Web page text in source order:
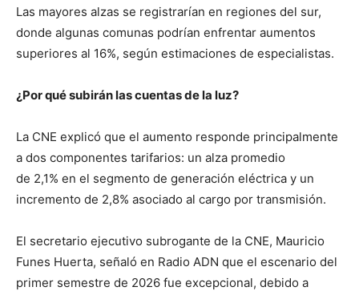
Las mayores alzas se registrarían en regiones del sur,
donde algunas comunas podrían enfrentar aumentos
superiores al 16%, según estimaciones de especialistas.
¿Por qué subirán las cuentas de la luz?
La CNE explicó que el aumento responde principalmente
a dos componentes tarifarios: un alza promedio
de 2,1% en el segmento de generación eléctrica y un
incremento de 2,8% asociado al cargo por transmisión.
El secretario ejecutivo subrogante de la CNE, Mauricio
Funes Huerta, señaló en Radio ADN que el escenario del
primer semestre de 2026 fue excepcional, debido a